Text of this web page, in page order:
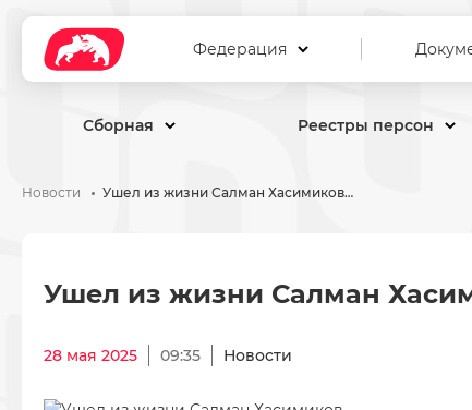
Федерация
Сборная Реестры персон
Новости Ушел из жизни Салман Хасимиков…
Ушел из жизни Салман
28 мая 2025 09:35 Новости